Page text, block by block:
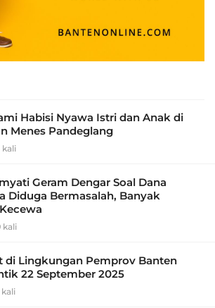
Habisi Nyawa Istri dan Anak di
Menes Pandeglang
kali
Geram Dengar Soal Dana
Diduga Bermasalah, Banyak
kali
di Lingkungan Pemprov Banten
22 September 2025
kali